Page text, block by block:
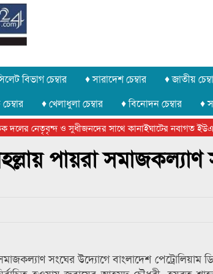
বিভাগ চেম্বার ♦ সারাদেশ চেম্বার ♦ জাতীয়
♦ খেলাধুলা চেম্বার ♦ বিনোদন চেম্বার ♦
দলের নেতৃবৃন্দ ও সুধীজনদের সাথে কানাইঘাটের নবাগত
গ্রুপ থিয়েটার ফেডারেশানের বিভাগীয় অভিনয় কর্মশালা
পায়রা সমাজকল্যাণ
সংঘের উদ্যোগে বাংলাদেশ পেট্রোলিয়াম